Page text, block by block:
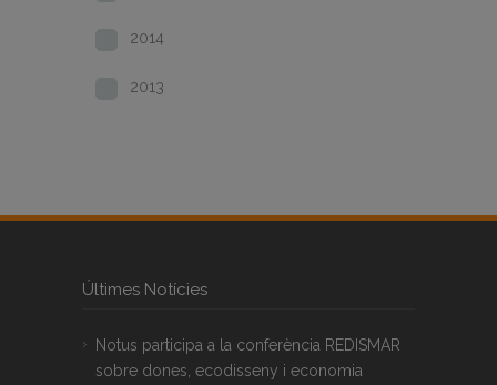
2014
2013
Últimes Notícies
Notus participa a la conferència REDISMAR
sobre dones, ecodisseny i economia